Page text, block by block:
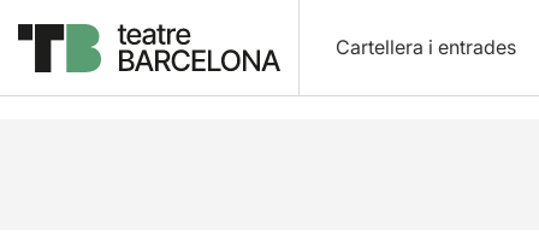
Cartellera i entrades